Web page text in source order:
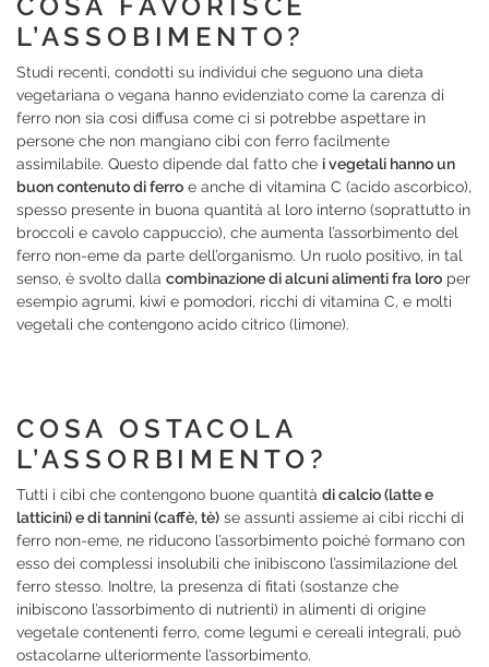
L’ASSOBIMENTO?
Studi recenti, condotti su individui che seguono una dieta
vegetariana o vegana hanno evidenziato come la carenza di
ferro non sia così diffusa come ci si potrebbe aspettare in
persone che non mangiano cibi con ferro facilmente
assimilabile. Questo dipende dal fatto che i vegetali hanno un
buon contenuto di ferro e anche di vitamina C (acido ascorbico),
spesso presente in buona quantità al loro interno (soprattutto in
broccoli e cavolo cappuccio), che aumenta l’assorbimento del
ferro non-eme da parte dell’organismo. Un ruolo positivo, in tal
senso, è svolto dalla combinazione di alcuni alimenti fra loro per
esempio agrumi, kiwi e pomodori, ricchi di vitamina C, e molti
vegetali che contengono acido citrico (limone).
COSA OSTACOLA
L’ASSORBIMENTO?
Tutti i cibi che contengono buone quantità di calcio (latte e
latticini) e di tannini (caffè, tè) se assunti assieme ai cibi ricchi di
ferro non-eme, ne riducono l’assorbimento poiché formano con
esso dei complessi insolubili che inibiscono l’assimilazione del
ferro stesso. Inoltre, la presenza di fitati (sostanze che
inibiscono l’assorbimento di nutrienti) in alimenti di origine
vegetale contenenti ferro, come legumi e cereali integrali, può
ostacolarne ulteriormente l’assorbimento.